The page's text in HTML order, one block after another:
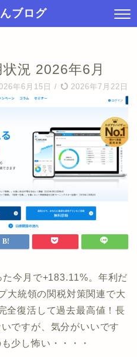
ブログ
況 2026年6月
年6月15日 / 2026年7月22日
今月で+183.11%。年利だ
大統領の関税対策関連で大
全復活して過去最高値！長
ですが、気分がいいです
少し怖い・・・・